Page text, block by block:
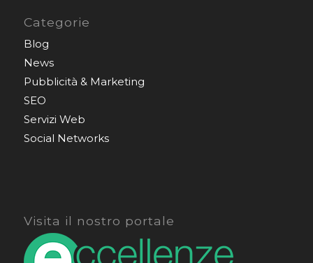
Categorie
Blog
News
Pubblicità & Marketing
SEO
Servizi Web
Social Networks
Visita il nostro portale